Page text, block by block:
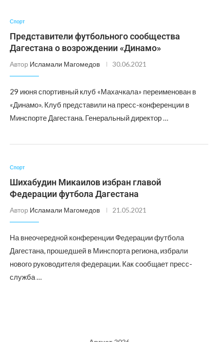
Спорт
Представители футбольного сообщества
Дагестана о возрождении «Динамо»
Автор Исламали Магомедов 30.06.2021
29 июня спортивный клуб «Махачкала» переименован в
«Динамо». Клуб представили на пресс-конференции в
Минспорте Дагестана. Генеральный директор …
Спорт
Шихабудин Микаилов избран главой
Федерации футбола Дагестана
Автор Исламали Магомедов 21.05.2021
На внеочередной конференции Федерации футбола
Дагестана, прошедшей в Минспорта региона, избрали
нового руководителя федерации. Как сообщает пресс-
служба …